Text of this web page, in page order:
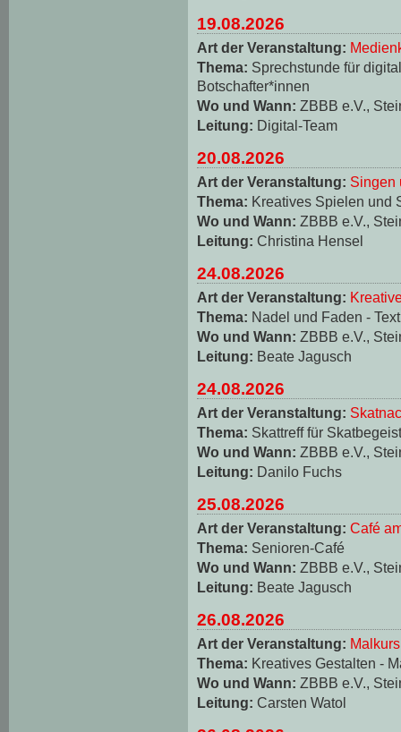
19.08.2026
Art der Veranstaltung:
Thema: Sprechstunde für
Botschafter*innen
Wo und Wann: ZBBB e.V.,
Leitung: Digital-Team
20.08.2026
Art der Veranstaltung: Singen
Thema: Kreatives Spielen und
Wo und Wann: ZBBB e.V.,
Leitung: Christina Hensel
24.08.2026
Art der Veranstaltung:
Thema: Nadel und Faden -
Wo und Wann: ZBBB e.V.,
Leitung: Beate Jagusch
24.08.2026
Art der Veranstaltung:
Thema: Skattreff für
Wo und Wann: ZBBB e.V.,
Leitung: Danilo Fuchs
25.08.2026
Art der Veranstaltung: Café
Thema: Senioren-Café
Wo und Wann: ZBBB e.V.,
Leitung: Beate Jagusch
26.08.2026
Art der Veranstaltung: Malkurs
Thema: Kreatives Gestalten -
Wo und Wann: ZBBB e.V.,
Leitung: Carsten Watol